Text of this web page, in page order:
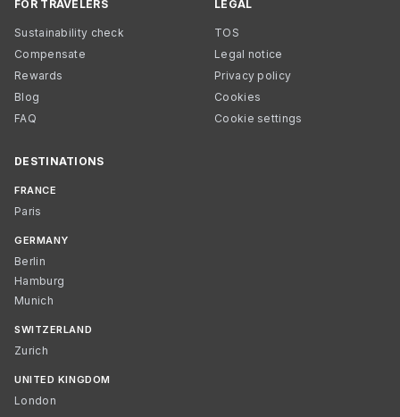
FOR TRAVELERS
Sustainability check
Compensate
Rewards
Blog
FAQ
LEGAL
TOS
Legal notice
Privacy policy
Cookies
Cookie settings
DESTINATIONS
FRANCE
Paris
GERMANY
Berlin
Hamburg
Munich
SWITZERLAND
Zurich
UNITED KINGDOM
London